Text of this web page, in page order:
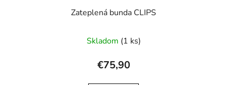
Zateplená bunda CLIPS
Skladom (1 ks)
€75,90